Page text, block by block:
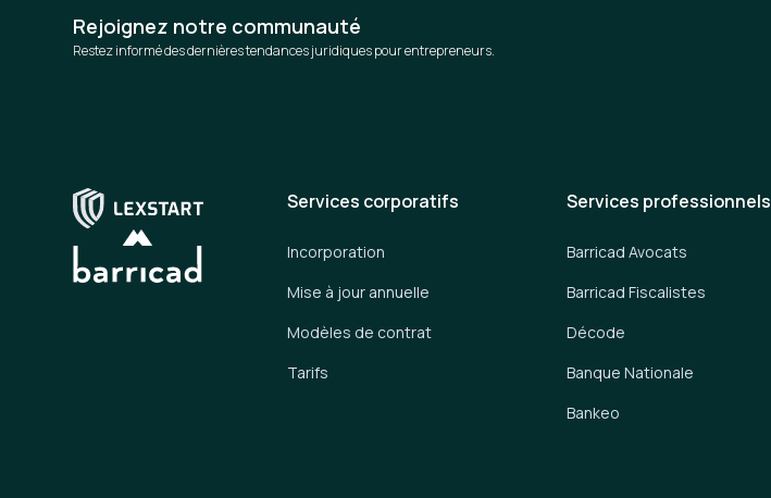
Rejoignez notre communauté
Restez informé des dernières tendances juridiques pour entrepreneurs.
Services corporatifs
Incorporation
Mise à jour annuelle
Modèles de contrat
Tarifs
Services professionnels
Barricad Avocats
Barricad Fiscalistes
Décode
Banque Nationale
Bankeo